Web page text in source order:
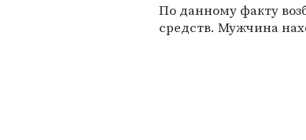
По данному факту
средств. Мужчина